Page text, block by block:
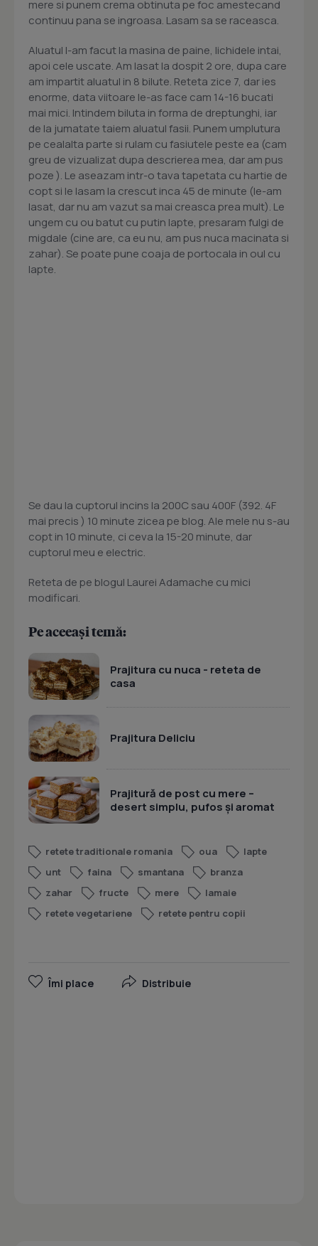
mere si punem crema obtinuta pe foc amestecand
continuu pana se ingroasa. Lasam sa se raceasca.
Aluatul l-am facut la masina de paine, lichidele intai,
apoi cele uscate. Am lasat la dospit 2 ore, dupa care
am impartit aluatul in 8 bilute. Reteta zice 7, dar ies
enorme, data viitoare le-as face cam 14-16 bucati
mai mici. Intindem biluta in forma de dreptunghi, iar
de la jumatate taiem aluatul fasii. Punem umplutura
pe cealalta parte si rulam cu fasiutele peste ea (cam
greu de vizualizat dupa descrierea mea, dar am pus
poze ). Le aseazam intr-o tava tapetata cu hartie de
copt si le lasam la crescut inca 45 de minute (le-am
lasat, dar nu am vazut sa mai creasca prea mult). Le
ungem cu ou batut cu putin lapte, presaram fulgi de
migdale (cine are, ca eu nu, am pus nuca macinata si
zahar). Se poate pune coaja de portocala in oul cu
lapte.
Se dau la cuptorul incins la 200C sau 400F (392. 4F
mai precis ) 10 minute zicea pe blog. Ale mele nu s-au
copt in 10 minute, ci ceva la 15-20 minute, dar
cuptorul meu e electric.
Reteta de pe blogul Laurei Adamache cu mici
modificari.
Pe aceeași temă:
Prajitura cu nuca - reteta de
casa
Prajitura Deliciu
Prajitură de post cu mere –
desert simplu, pufos și aromat
retete traditionale romania oua
lapte
unt
faina smantana
branza
zahar
fructe mere
lamaie
retete vegetariene
retete pentru copii
Îmi place Distribuie